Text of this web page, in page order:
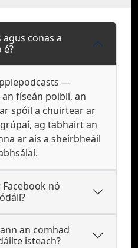
agus conas a
é?
—
físeán poiblí, an
spóil a chuirtear ar
ag tabhairt an
ar ais a sheirbheáil
nó
an comhad
isteach?